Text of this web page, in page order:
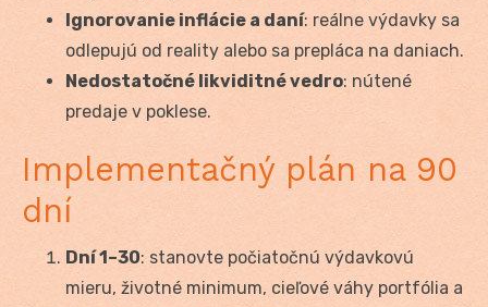
Ignorovanie inflácie a daní: reálne výdavky sa
odlepujú od reality alebo sa prepláca na daniach.
Nedostatočné likviditné vedro: nútené
predaje v poklese.
Implementačný plán na 90
dní
Dní 1–30: stanovte počiatočnú výdavkovú
mieru, životné minimum, cieľové váhy portfólia a